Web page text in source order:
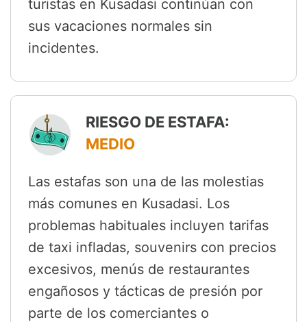
turistas en Kusadasi continúan con
sus vacaciones normales sin
incidentes.
RIESGO DE ESTAFA:
MEDIO
Las estafas son una de las molestias
más comunes en Kusadasi. Los
problemas habituales incluyen tarifas
de taxi infladas, souvenirs con precios
excesivos, menús de restaurantes
engañosos y tácticas de presión por
parte de los comerciantes o